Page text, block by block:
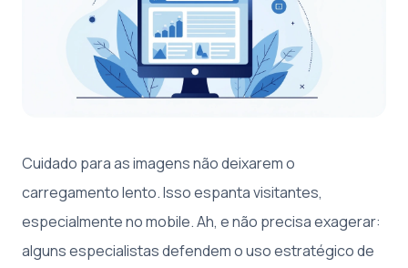
Cuidado para as imagens não deixarem o
carregamento lento. Isso espanta visitantes,
especialmente no mobile. Ah, e não precisa exagerar:
alguns especialistas defendem o uso estratégico de